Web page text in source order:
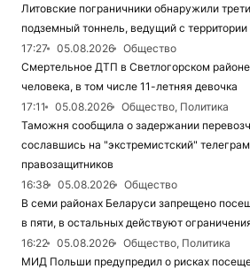
Литовские пограничники обнаружили
подземный тоннель, ведущий с
17:27
05.08.2026
Общество
Смертельное ДТП в Светлогорском
человека, в том числе 11-летняя девочка
17:11
05.08.2026
Общество, Политика
Таможня сообщила о задержании
сославшись на "экстремистский"
правозащитников
16:38
05.08.2026
Общество
В семи районах Беларуси запрещено
в пяти, в остальных действуют
16:22
05.08.2026
Общество, Политика
МИД Польши предупредил о рисках